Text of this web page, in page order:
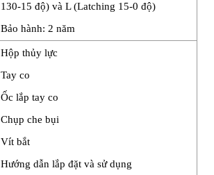
130-15 độ) và L (Latching 15-0 độ)
Bảo hành: 2 năm
Hộp thủy lực
Tay co
Ốc lắp tay co
Chụp che bụi
Vít bắt
Hướng dẫn lắp đặt và sử dụng